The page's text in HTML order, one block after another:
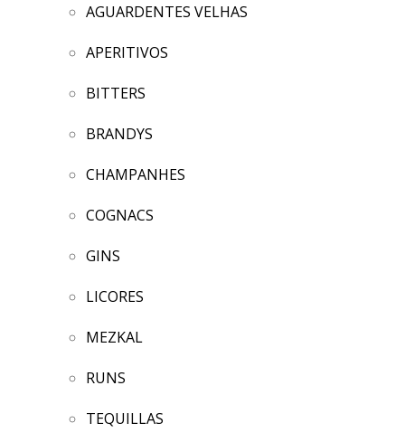
AGUARDENTES VELHAS
APERITIVOS
BITTERS
BRANDYS
CHAMPANHES
COGNACS
GINS
LICORES
MEZKAL
RUNS
TEQUILLAS